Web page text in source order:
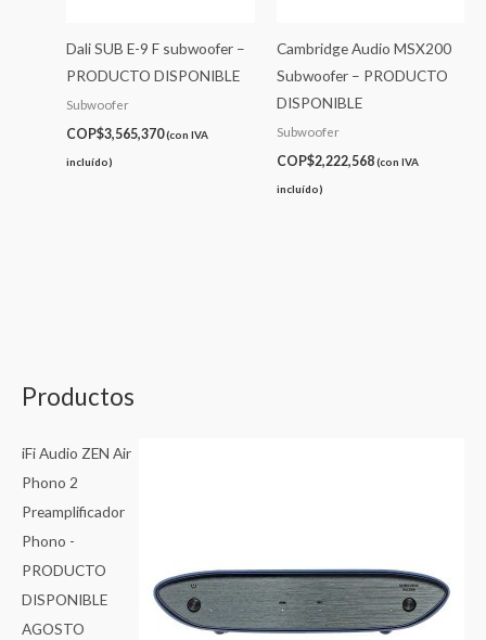
Productos
iFi Audio ZEN Air
Phono 2
Preamplificador
Phono -
PRODUCTO
DISPONIBLE
AGOSTO
Dali SUB E-9 F subwoofer –
PRODUCTO DISPONIBLE
Subwoofer
COP$3,565,370(con IVA
incluído)
Cambridge Audio MSX200
Subwoofer – PRODUCTO
DISPONIBLE
Subwoofer
COP$2,222,568 (con IVA
incluído)